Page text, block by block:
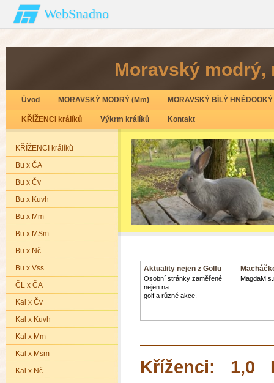
WebSnadno
Moravský
Úvod MORAVSKÝ MODRÝ (Mm) MORAVSKÝ BÍLÝ
KŘÍŽENCI králíků Výkrm králíků Kontakt
KŘÍŽENCI králíků
Bu x ČA
Bu x Čv
Bu x Kuvh
Bu x Mm
Bu x MSm
Bu x Nč
Bu x Vss
ČL x ČA
Kal x Čv
Kal x Kuvh
Kal x Mm
Kal x Msm
Kal x Nč
Aktuality nejen z Golfu
Osobní stránky zaměřené
nejen na
golf a různé akce.
MagdaM
Kříženci: 1,0